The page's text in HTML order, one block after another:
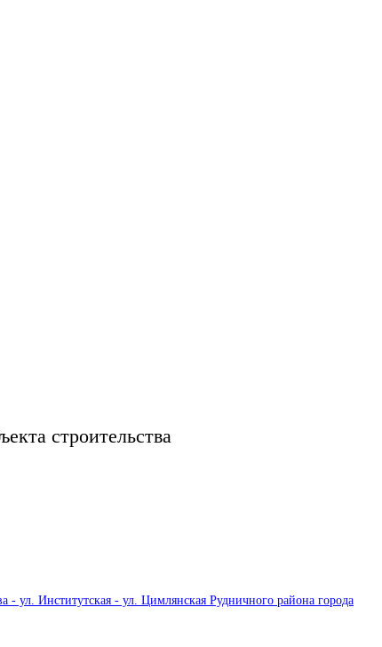
строительства
ул. Институтская - ул. Цимлянская Рудничного района города